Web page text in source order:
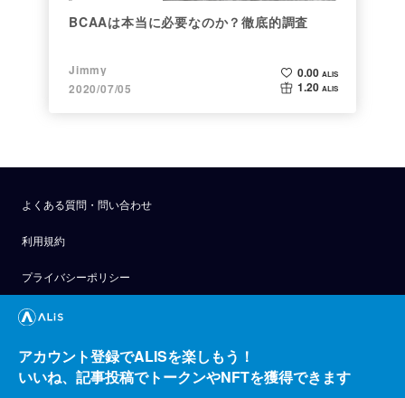
BCAAは本当に必要なのか？徹底的調査
Jimmy
2020/07/05
0.00 ALIS
1.20 ALIS
よくある質問・問い合わせ
利用規約
プライバシーポリシー
公式アナウンス
技術ブログ
API
アカウント登録でALISを楽しもう！
いいね、記事投稿でトークンやNFTを獲得できます